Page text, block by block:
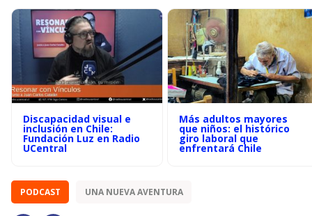
Discapacidad visual e
inclusión en Chile:
Fundación Luz en Radio
UCentral
Más adultos mayores
que niños: el histórico
giro laboral que
enfrentará Chile
PODCAST UNA NUEVA AVENTURA